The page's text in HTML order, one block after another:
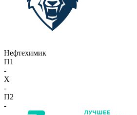
Нефтехимик
П1
-
X
-
П2
-